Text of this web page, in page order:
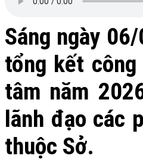
Sáng ngày
tổng kết
tâm năm
lãnh đạo các
thuộc Sở.